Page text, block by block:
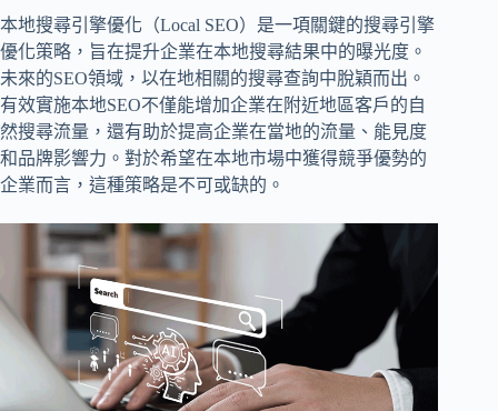
本地搜尋引擎優化（Local SEO）是一項關鍵的搜尋引擎
優化策略，旨在提升企業在本地搜尋結果中的曝光度。
未來的SEO領域，以在地相關的搜尋查詢中脫穎而出。
有效實施本地SEO不僅能增加企業在附近地區客戶的自
然搜尋流量，還有助於提高企業在當地的流量、能見度
和品牌影響力。對於希望在本地市場中獲得競爭優勢的
企業而言，這種策略是不可或缺的。